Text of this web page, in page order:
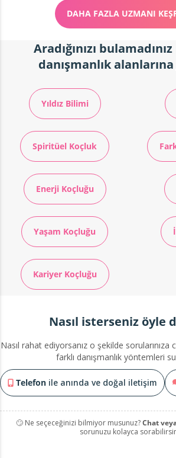
DAHA FAZLA UZMANI
Aradığınızı
danışmanlık alanlarına
Yıldız Bilimi
Spiritüel Koçluk
Enerji Koçluğu
Yaşam Koçluğu
Kariyer Koçluğu
Nasıl isterseniz öyle
Nasıl rahat ediyorsanız o şekilde
farklı danışmanlık yöntemleri
Telefon ile anında ve doğal iletişim
🙄 Ne seçeceğinizi bilmiyor musunuz?Chat
sorunuzu kolayca